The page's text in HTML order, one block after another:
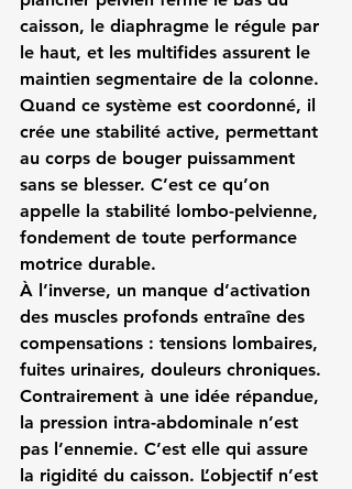
caisson, le diaphragme le régule par
le haut, et les multifides assurent le
maintien segmentaire de la colonne.
Quand ce système est coordonné, il
crée une stabilité active, permettant
au corps de bouger puissamment
sans se blesser. C’est ce qu’on
appelle la stabilité lombo-pelvienne,
fondement de toute performance
motrice durable.
À l’inverse, un manque d’activation
des muscles profonds entraîne des
compensations : tensions lombaires,
fuites urinaires, douleurs chroniques.
Contrairement à une idée répandue,
la pression intra-abdominale n’est
pas l’ennemie. C’est elle qui assure
la rigidité du caisson. L’objectif n’est